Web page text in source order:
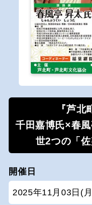
『芦北
千田嘉博氏×春
世2つの「
開催日
2025年11月03日(